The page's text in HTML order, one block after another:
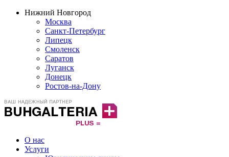
Нижний Новгород
Москва
Санкт-Петербург
Липецк
Смоленск
Саратов
Луганск
Донецк
Ростов-на-Дону
О нас
Услуги